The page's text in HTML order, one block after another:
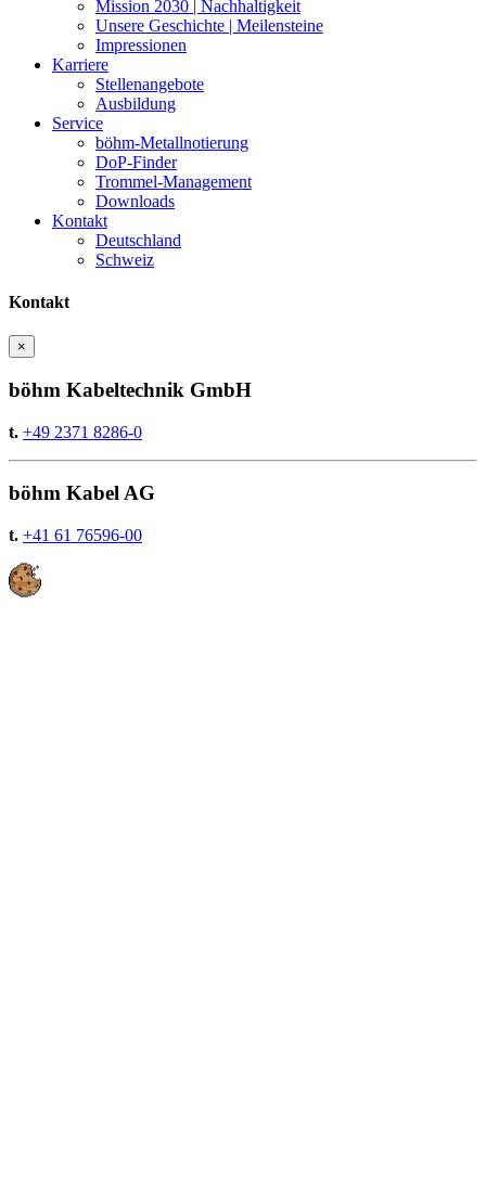
Mission 2030 | Nachhaltigkeit
Unsere Geschichte | Meilensteine
Impressionen
Karriere
Stellenangebote
Ausbildung
Service
böhm-Metallnotierung
DoP-Finder
Trommel-Management
Downloads
Kontakt
Deutschland
Schweiz
Kontakt
×
böhm Kabeltechnik GmbH
t. +49 2371 8286-0
böhm Kabel AG
t. +41 61 76596-00